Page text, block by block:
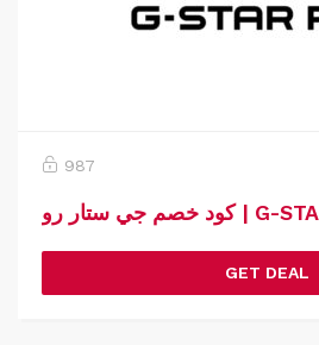
987
GET DEAL